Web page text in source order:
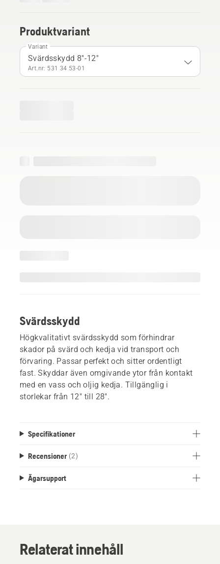
Produktvariant
Variant
Svärdsskydd 8"-12"
Art.nr: 531 34 53‑01
Svärdsskydd
Högkvalitativt svärdsskydd som förhindrar
skador på svärd och kedja vid transport och
förvaring. Passar perfekt och sitter ordentligt
fast. Skyddar även omgivande ytor från kontakt
med en vass och oljig kedja. Tillgänglig i
storlekar från 12" till 28".
Specifikationer
Recensioner (2)
Ägarsupport
Relaterat innehåll